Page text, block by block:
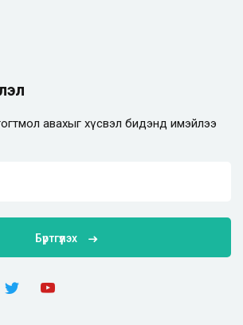
авахыг хүсвэл бидэнд имэйлээ
Бүртгүүлэх